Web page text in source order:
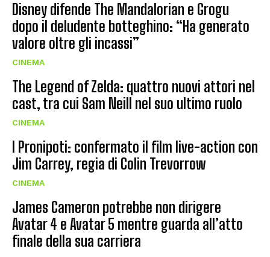
Disney difende The Mandalorian e Grogu
dopo il deludente botteghino: “Ha generato
valore oltre gli incassi”
CINEMA
The Legend of Zelda: quattro nuovi attori nel
cast, tra cui Sam Neill nel suo ultimo ruolo
CINEMA
I Pronipoti: confermato il film live-action con
Jim Carrey, regia di Colin Trevorrow
CINEMA
James Cameron potrebbe non dirigere
Avatar 4 e Avatar 5 mentre guarda all’atto
finale della sua carriera